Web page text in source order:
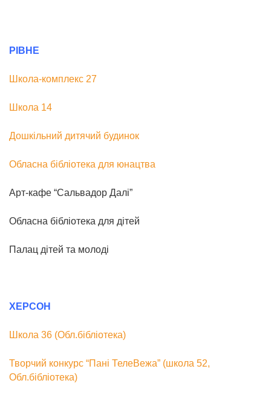
РІВНЕ
Школа-комплекс 27
Школа 14
Дошкільний дитячий будинок
Обласна бібліотека для юнацтва
Арт-кафе “Сальвадор Далі”
Обласна бібліотека для дітей
Палац дітей та молоді
ХЕРСОН
Школа 36 (Обл.бібліотека)
Творчий конкурс “Пані ТелеВежа” (школа 52,
Обл.бібліотека)